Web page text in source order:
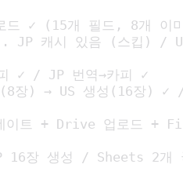
✓ (15개 필드, 8개 이
JP 캐시 있음 (스킵) /
✓ / JP 번역→카피 ✓
장) → US 생성(16장) ✓
트 + Drive 업로드 +
장 생성 / Sheets 2개